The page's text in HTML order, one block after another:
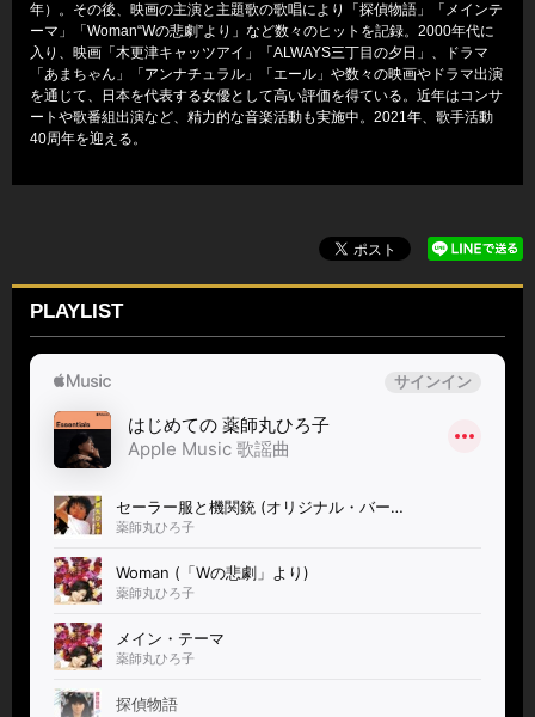
年）。その後、映画の主演と主題歌の歌唱により「探偵物語」「メインテ
ーマ」「Woman“Wの悲劇”より」など数々のヒットを記録。2000年代に
入り、映画「木更津キャッツアイ」「ALWAYS三丁目の夕日」、ドラマ
「あまちゃん」「アンナチュラル」「エール」や数々の映画やドラマ出演
を通じて、日本を代表する女優として高い評価を得ている。近年はコンサ
ートや歌番組出演など、精力的な音楽活動も実施中。2021年、歌手活動
40周年を迎える。
PLAYLIST